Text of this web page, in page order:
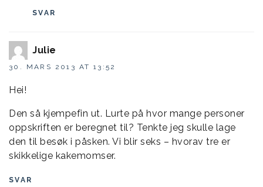
SVAR
Julie
30. MARS 2013 AT 13:52
Hei!
Den så kjempefin ut. Lurte på hvor mange personer
oppskriften er beregnet til? Tenkte jeg skulle lage
den til besøk i påsken. Vi blir seks – hvorav tre er
skikkelige kakemomser.
SVAR